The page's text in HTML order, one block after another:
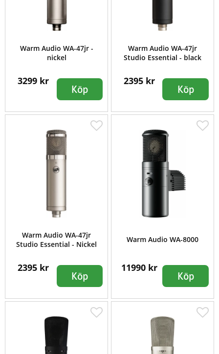
Warm Audio WA-47jr -
nickel
3299 kr
Köp
Warm Audio WA-47jr
Studio Essential - black
2395 kr
Köp
Warm Audio WA-47jr
Studio Essential - Nickel
2395 kr
Köp
Warm Audio WA-8000
11990 kr
Köp